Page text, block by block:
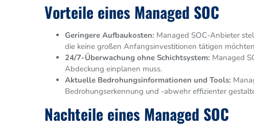
Vorteile eines Managed SOC
Geringere Aufbaukosten: Managed SOC-Anbieter
die keine großen Anfangsinvestitionen tätigen
24/7-Überwachung ohne Schichtsystem: Managed
Abdeckung einplanen muss.
Aktuelle Bedrohungsinformationen und Tools:
Bedrohungserkennung und -abwehr effizienter
Nachteile eines Managed SOC